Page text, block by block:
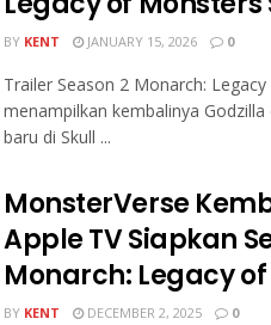
BY KENT JANUARY 15, 2026 0
Trailer Season 2 Monarch:
menampilkan kembalinya
baru di Skull ...
MonsterVerse
Apple TV Siapkan
Monarch: Legacy
BY KENT DECEMBER 2, 2025 0